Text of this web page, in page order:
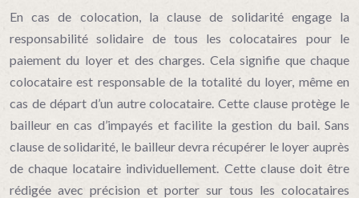
En cas de colocation, la clause de solidarité engage la
responsabilité solidaire de tous les colocataires pour le
paiement du loyer et des charges. Cela signifie que chaque
colocataire est responsable de la totalité du loyer, même en
cas de départ d’un autre colocataire. Cette clause protège le
bailleur en cas d’impayés et facilite la gestion du bail. Sans
clause de solidarité, le bailleur devra récupérer le loyer auprès
de chaque locataire individuellement. Cette clause doit être
rédigée avec précision et porter sur tous les colocataires